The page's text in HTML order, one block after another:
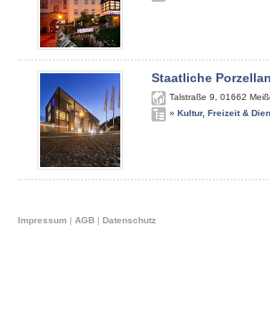
Staatliche
Talstraße 9 01662
» Kultur, Freizeit &
Impressum | AGB | Datenschutz